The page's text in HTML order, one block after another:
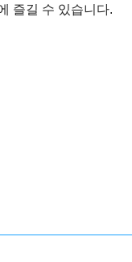
즐길 수 있습니다.